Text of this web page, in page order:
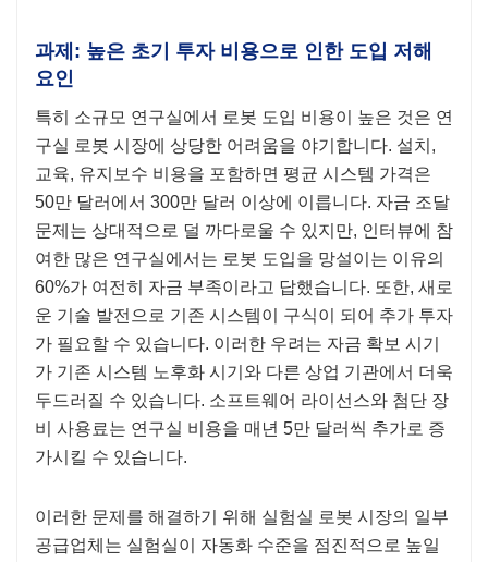
과제: 높은 초기 투자 비용으로 인한 도입 저해
요인
특히 소규모 연구실에서 로봇 도입 비용이 높은 것은 연
구실 로봇 시장에 상당한 어려움을 야기합니다. 설치,
교육, 유지보수 비용을 포함하면 평균 시스템 가격은
50만 달러에서 300만 달러 이상에 이릅니다. 자금 조달
문제는 상대적으로 덜 까다로울 수 있지만, 인터뷰에 참
여한 많은 연구실에서는 로봇 도입을 망설이는 이유의
60%가 여전히 자금 부족이라고 답했습니다. 또한, 새로
운 기술 발전으로 기존 시스템이 구식이 되어 추가 투자
가 필요할 수 있습니다. 이러한 우려는 자금 확보 시기
가 기존 시스템 노후화 시기와 다른 상업 기관에서 더욱
두드러질 수 있습니다. 소프트웨어 라이선스와 첨단 장
비 사용료는 연구실 비용을 매년 5만 달러씩 추가로 증
가시킬 수 있습니다.
이러한 문제를 해결하기 위해 실험실 로봇 시장의 일부
공급업체는 실험실이 자동화 수준을 점진적으로 높일